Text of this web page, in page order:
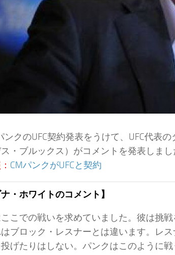
ンクのUFC契約発表をうけて、UFC代表
・ブルックス）がコメントを発表しまし
CMパンクがUFCと契約
ナ・ホワイトのコメント】
こでの戦いを求めていました。彼は挑
ブロック・レスナーとは違います。レ
げたりはしない。パンクはこのように